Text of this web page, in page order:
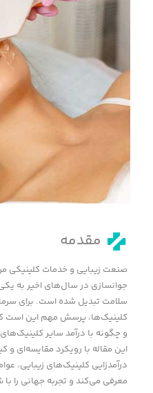
مقدمه
صنعت زیبایی و خدمات کلینیکی
جوانسازی در سال‌های اخیر به
سلامت تبدیل شده است. برای
کلینیک‌ها، پرسش مهم این است
و چگونه با درآمد سایر
این مقاله با رویکرد مقایسه‌ای
درآمدزایی کلینیک‌های زیبایی،
معرفی می‌کند و تجربه جهانی را با